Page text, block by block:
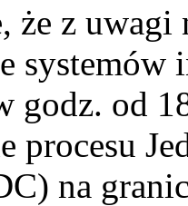
że z uwagi
godz. od
procesu
na